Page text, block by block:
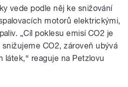
vede podle něj ke snižování
motorů elektrickými,
„Cíl poklesu emisí CO2 je
CO2, zároveň ubývá
látek,“ reaguje na Petzlovu